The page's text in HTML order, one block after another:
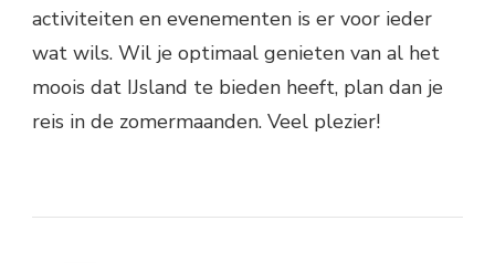
activiteiten en evenementen is er voor ieder
wat wils. Wil je optimaal genieten van al het
moois dat IJsland te bieden heeft, plan dan je
reis in de zomermaanden. Veel plezier!